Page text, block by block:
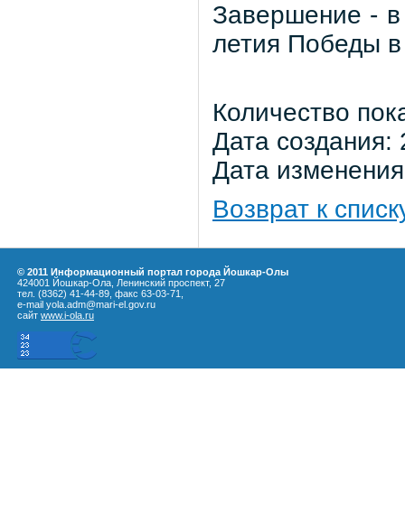
Завершение -
летия Победы
Количество
Дата
Дата
Возврат к
© 2011 Информационный портал города Йошкар-Олы
424001 Йошкар-Ола, Ленинский проспект, 27
тел. (8362) 41-44-89, факс 63-03-71,
e-mail yola.adm@mari-el.gov.ru
сайт www.i-ola.ru